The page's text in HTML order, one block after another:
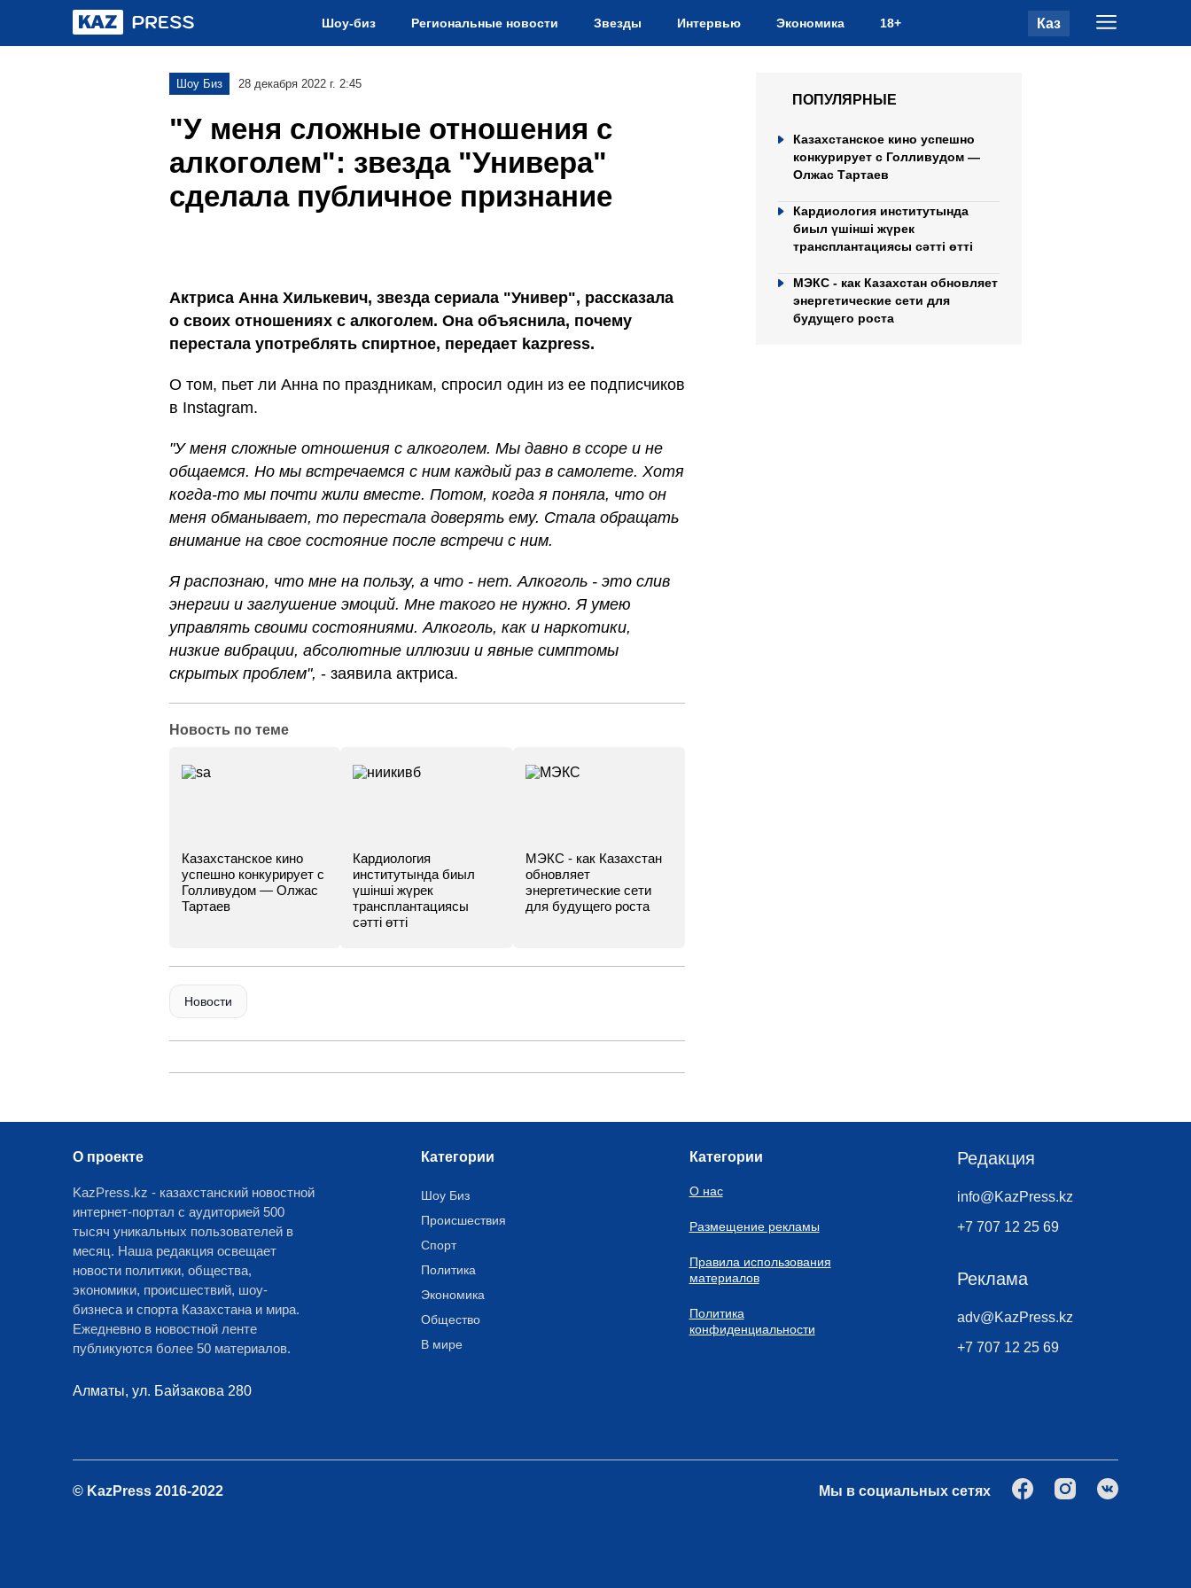
Шоу-биз Региональные новости Звезды Интервью Экономика 18+ Каз
Шоу Биз 28 декабря 2022 г. 2:45
"У меня сложные отношения с
алкоголем": звезда "Универа"
сделала публичное признание
Актриса Анна Хилькевич, звезда сериала "Универ", рассказала
о своих отношениях с алкоголем. Она объяснила, почему
перестала употреблять спиртное, передает kazpress.
О том, пьет ли Анна по праздникам, спросил один из ее подписчиков
в Instagram.
"У меня сложные отношения с алкоголем. Мы давно в ссоре и не
общаемся. Но мы встречаемся с ним каждый раз в самолете. Хотя
когда-то мы почти жили вместе. Потом, когда я поняла, что он
меня обманывает, то перестала доверять ему. Стала обращать
внимание на свое состояние после встречи с ним.
Я распознаю, что мне на пользу, а что - нет. Алкоголь - это слив
энергии и заглушение эмоций. Мне такого не нужно. Я умею
управлять своими состояниями. Алкоголь, как и наркотики,
низкие вибрации, абсолютные иллюзии и явные симптомы
скрытых проблем", - заявила актриса.
Новость по теме
Казахстанское кино
успешно конкурирует с
Голливудом — Олжас
Тартаев
Кардиология
институтында биыл
үшінші жүрек
трансплантациясы
сәтті өтті
МЭКС - как Казахстан
обновляет
энергетические сети
для будущего роста
Новости
ПОПУЛЯРНЫЕ
Казахстанское кино успешно
конкурирует с Голливудом —
Олжас Тартаев
Кардиология институтында
биыл үшінші жүрек
трансплантациясы сәтті өтті
МЭКС - как Казахстан обновляет
энергетические сети для
будущего роста
О проекте
KazPress.kz - казахстанский новостной
интернет-портал с аудиторией 500
тысяч уникальных пользователей в
месяц. Наша редакция освещает
новости политики, общества,
экономики, происшествий, шоу-
бизнеса и спорта Казахстана и мира.
Ежедневно в новостной ленте
публикуются более 50 материалов.
Алматы, ул. Байзакова 280
Категории
Шоу Биз
Происшествия
Спорт
Политика
Экономика
Общество
В мире
Категории
О нас
Размещение рекламы
Правила использования
материалов
Политика
конфиденциальности
Редакция
info@KazPress.kz
+7 707 12 25 69
Реклама
adv@KazPress.kz
+7 707 12 25 69
© KazPress 2016-2022 Мы в социальных сетях